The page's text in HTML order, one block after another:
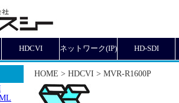
HDCVI ネットワーク(IP) HD-SDI
HOME > HDCVI > MVR-R1600P